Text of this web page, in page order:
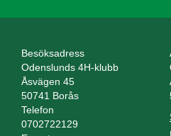
Besöksadress
Odenslunds 4H-klubb
Åsvägen 45
50741 Borås
Telefon
0702722129